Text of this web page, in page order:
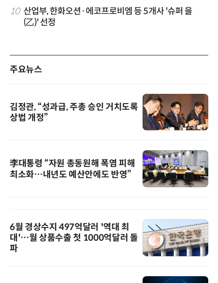
10 산업부, 한화오션·에코프로비엠 등 5개사 '슈퍼 을
(乙)' 선정
주요뉴스
김정관, “성과급, 주총 승인 거치도록
상법 개정”
李대통령 “자원 총동원해 폭염 피해
최소화…내년도 예산안에도 반영”
6월 경상수지 497억달러 '역대 최
대'…월 상품수출 첫 1000억달러 돌
파